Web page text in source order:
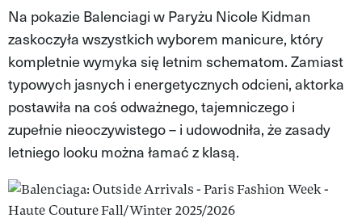
VIVA!MAN
VIVA!PEOPLE POWER
MAGAZYN VIVA!
Na pokazie Balenciagi w Paryżu Nicole Kidman
zaskoczyła wszystkich wyborem manicure, który
kompletnie wymyka się letnim schematom. Zamiast
typowych jasnych i energetycznych odcieni, aktorka
postawiła na coś odważnego, tajemniczego i
zupełnie nieoczywistego – i udowodniła, że zasady
letniego looku można łamać z klasą.